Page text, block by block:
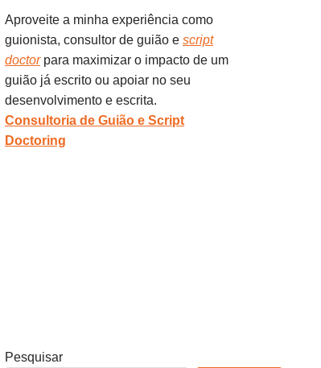
Aproveite a minha experiência como
guionista, consultor de guião e script
doctorpara maximizar o impacto de um
guião já escrito ou apoiar no seu
desenvolvimento e escrita.
Consultoria de Guião e Script
Doctoring
Pesquisar